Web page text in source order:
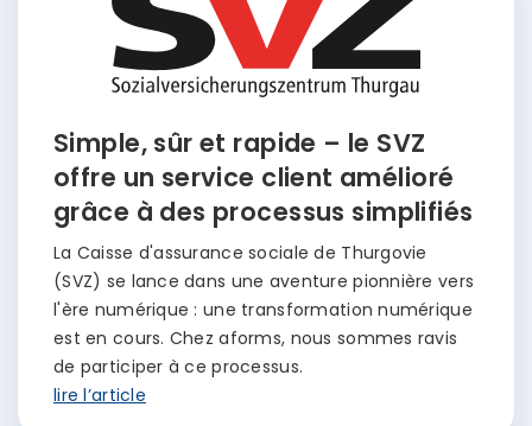
Simple, sûr et rapide – le SVZ
offre un service client amélioré
grâce à des processus simplifiés
La Caisse d'assurance sociale de Thurgovie
(SVZ) se lance dans une aventure pionnière vers
l'ère numérique : une transformation numérique
est en cours. Chez aforms, nous sommes ravis
de participer à ce processus.
lire l’article